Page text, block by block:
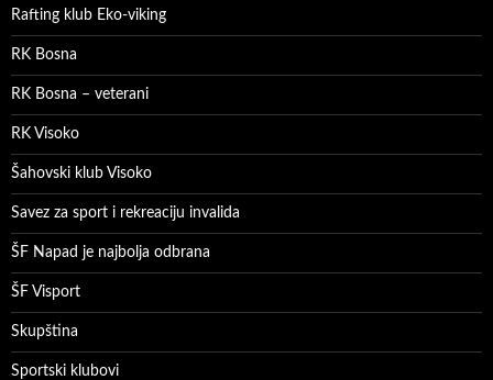
Rafting klub Eko-viking
RK Bosna
RK Bosna – veterani
RK Visoko
Šahovski klub Visoko
Savez za sport i rekreaciju invalida
ŠF Napad je najbolja odbrana
ŠF Visport
Skupština
Sportski klubovi